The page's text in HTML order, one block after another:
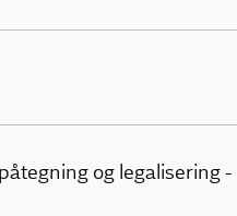
og legalisering -